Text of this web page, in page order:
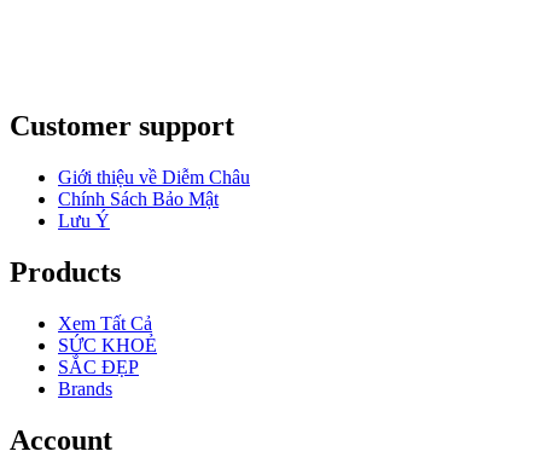
Customer support
Giới thiệu về Diễm Châu
Chính Sách Bảo Mật
Lưu Ý
Products
Xem Tất Cả
SỨC KHOẺ
SẮC ĐẸP
Brands
Account